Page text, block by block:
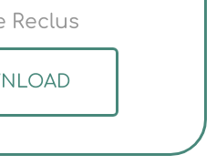
Reclus